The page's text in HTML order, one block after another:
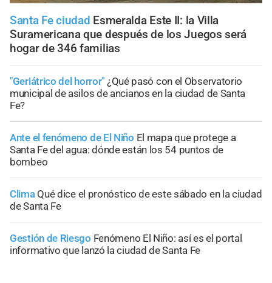
Santa Fe ciudad Esmeralda Este II: la Villa
Suramericana que después de los Juegos será
hogar de 346 familias
"Geriátrico del horror" ¿Qué pasó con el Observatorio
municipal de asilos de ancianos en la ciudad de Santa
Fe?
Ante el fenómeno de El Niño El mapa que protege a
Santa Fe del agua: dónde están los 54 puntos de
bombeo
Clima Qué dice el pronóstico de este sábado en la ciudad
de Santa Fe
Gestión de Riesgo Fenómeno El Niño: así es el portal
informativo que lanzó la ciudad de Santa Fe